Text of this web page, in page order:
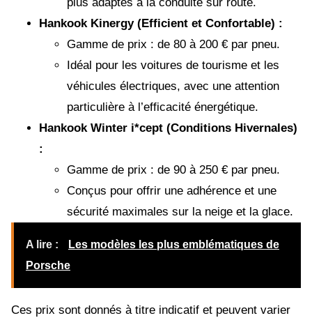
Hankook Kinergy (Efficient et Confortable) :
Gamme de prix : de 80 à 200 € par pneu.
Idéal pour les voitures de tourisme et les
véhicules électriques, avec une attention
particulière à l’efficacité énergétique.
Hankook Winter i*cept (Conditions Hivernales)
:
Gamme de prix : de 90 à 250 € par pneu.
Conçus pour offrir une adhérence et une
sécurité maximales sur la neige et la glace.
A lire :
Les modèles les plus emblématiques de
Porsche
Ces prix sont donnés à titre indicatif et peuvent varier